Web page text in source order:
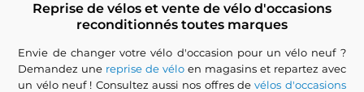
Reprise de vélos et vente de vélo d'occasions
reconditionnés toutes marques
Envie de changer votre vélo d'occasion pour un vélo neuf ?
Demandez une reprise de vélo en magasins et repartez avec
un vélo neuf ! Consultez aussi nos offres devélos d'occasions